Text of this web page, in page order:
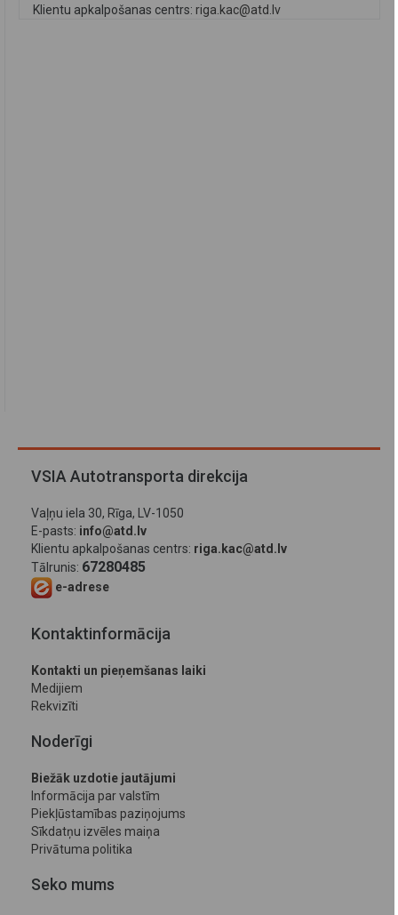
Klientu apkalpošanas centrs: riga.kac@atd.lv
VSIA Autotransporta direkcija
Vaļņu iela 30, Rīga, LV-1050
E-pasts: info@atd.lv
Klientu apkalpošanas centrs: riga.kac@atd.lv
Tālrunis: 67280485
e-adrese
Kontaktinformācija
Kontakti un pieņemšanas laiki
Medijiem
Rekvizīti
Noderīgi
Biežāk uzdotie jautājumi
Informācija par valstīm
Piekļūstamības paziņojums
Sīkdatņu izvēles maiņa
Privātuma politika
Seko mums